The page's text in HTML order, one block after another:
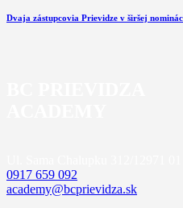
Dvaja zástupcovia Prievidze v širšej
0917 659 092
academy@bcprievidza.sk